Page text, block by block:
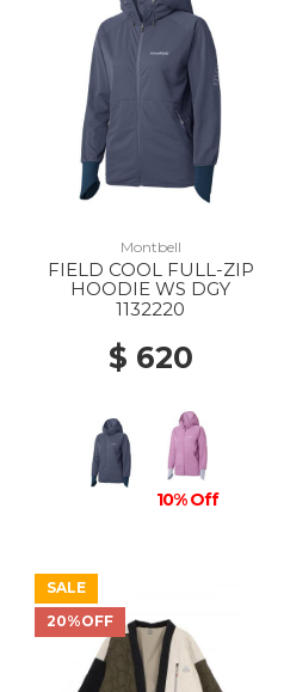
Montbell
FIELD COOL FULL-ZIP
HOODIE WS DGY
1132220
$ 620
10% Off
SALE
20%OFF